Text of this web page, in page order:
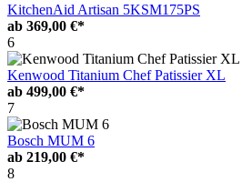
KitchenAid Artisan 5KSM175PS
ab 369,00 €*
6
Kenwood Titanium Chef Patissier XL
ab 499,00 €*
7
Bosch MUM 6
ab 219,00 €*
8